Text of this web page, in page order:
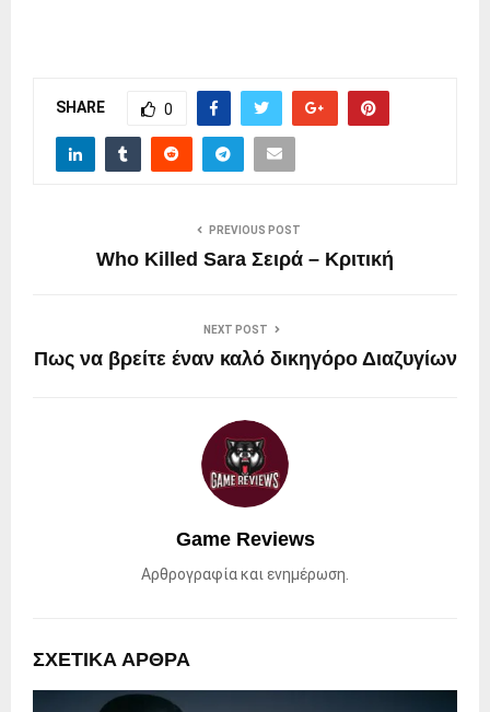
SHARE 0
PREVIOUS POST
Who Killed Sara Σειρά – Κριτική
NEXT POST
Πως να βρείτε έναν καλό δικηγόρο Διαζυγίων
Game Reviews
Αρθρογραφία και ενημέρωση.
ΣΧΕΤΙΚΑ ΑΡΘΡΑ